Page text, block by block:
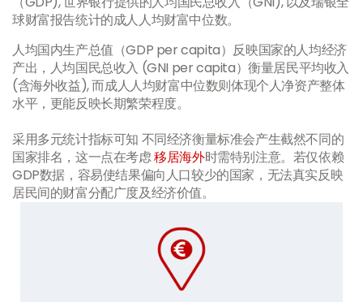
球财富报告统计的成人人均财富中位数。
人均国内生产总值（GDP per capita）反映国家的人均经济
产出，人均国民总收入 (GNI per capita）衡量居民平均收入
(含海外收益), 而成人人均财富中位数则体现个人净资产整体
水平，更能反映长期繁荣程度。
采用多元统计指标可知 不同经济衡量标准会产生截然不同的
国家排名，这一点在考虑移居海外时需特别注意。若仅依赖
GDP数据，容易使结果偏向人口较少的国家，无法真实反映
居民间的财富分配广度及经济价值。